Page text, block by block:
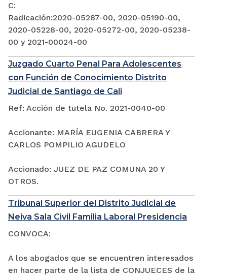
C:
Radicación:2020-05287-00, 2020-05190-00,
2020-05228-00, 2020-05272-00, 2020-05238-
00 y 2021-00024-00
Juzgado Cuarto Penal Para Adolescentes
con Función de Conocimiento Distrito
Judicial de Santiago de Cali
Ref: Acción de tutela No. 2021-0040-00
Accionante: MARÍA EUGENIA CABRERA Y
CARLOS POMPILIO AGUDELO
Accionado: JUEZ DE PAZ COMUNA 20 Y
OTROS.
Tribunal Superior del Distrito Judicial de
Neiva Sala Civil Familia Laboral Presidencia
CONVOCA:
A los abogados que se encuentren interesados
en hacer parte de la lista de CONJUECES de la